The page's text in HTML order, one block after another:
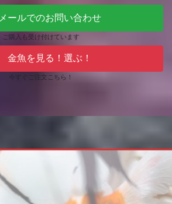
メールでのお問い合わせ
ご購入も受け付けています
金魚を見る！選ぶ！
今すぐご注文こちら！